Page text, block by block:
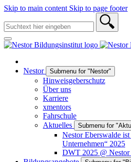
Skip to main content Skip to page footer
Nestor Submenu for "Nestor"
Hinweisgeberschutz
Über uns
Karriere
xmentors
Fahrschule
Aktuelles
Submenu for
Nestor Eberswalde
Unternehmen“ 2025
DWT 2025 @ Nestor